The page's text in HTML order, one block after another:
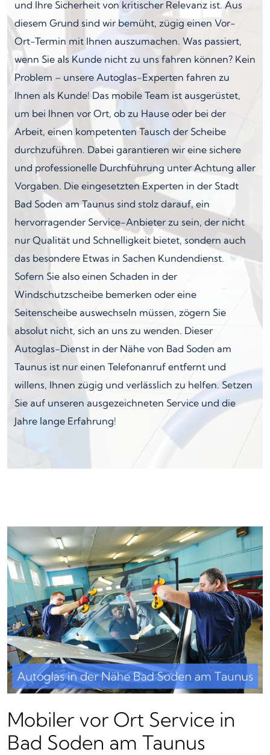
und Ihre Sicherheit von kritischer Relevanz ist. Aus
diesem Grund sind wir bemüht, zügig einen Vor-
Ort-Termin mit Ihnen auszumachen. Was passiert,
wenn Sie als Kunde nicht zu uns fahren können? Kein
Problem – unsere Autoglas-Experten fahren zu
Ihnen als Kunde! Das mobile Team ist ausgerüstet,
um bei Ihnen vor Ort, ob zu Hause oder bei der
Arbeit, einen kompetenten Tausch der Scheibe
durchzuführen. Dabei garantieren wir eine sichere
und professionelle Durchführung unter Achtung aller
Vorgaben. Die eingesetzten Experten in der Stadt
Bad Soden am Taunus sind stolz darauf, ein
hervorragender Service-Anbieter zu sein, der nicht
nur Qualität und Schnelligkeit bietet, sondern auch
das besondere Etwas in Sachen Kundendienst.
Sofern Sie also einen Schaden in der
Windschutzscheibe bemerken oder eine
Seitenscheibe auswechseln müssen, zögern Sie
absolut nicht, sich an uns zu wenden. Dieser
Autoglas-Dienst in der Nähe von Bad Soden am
Taunus ist nur einen Telefonanruf entfernt und
willens, Ihnen zügig und verlässlich zu helfen. Setzen
Sie auf unseren ausgezeichneten Service und die
Jahre lange Erfahrung!
Mobiler vor Ort Service in
Bad Soden am Taunus